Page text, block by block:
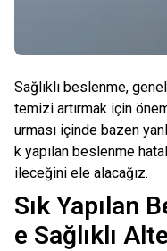
Sağlıklı beslenme,
temizi artırmak için
urması içinde bazen
k yapılan beslenme
ileceğini ele alacağız.
Sık Yapılan
e Sağlıklı